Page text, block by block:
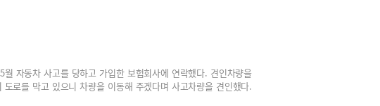
자동차 사고를 당하고 가입한 보험회사에 연락했다. 견인차량을
로를 막고 있으니 차량을 이동해 주겠다며 사고차량을 견인했다.